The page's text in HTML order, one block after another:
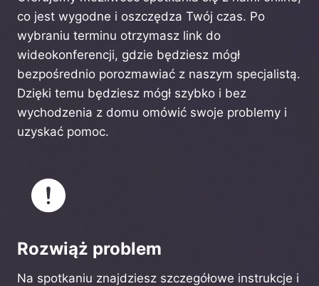
co jest wygodne i oszczędza Twój czas. Po
wybraniu terminu otrzymasz link do
wideokonferencji, gdzie będziesz mógł
bezpośrednio porozmawiać z naszym specjalistą.
Dzięki temu będziesz mógł szybko i bez
wychodzenia z domu omówić swoje problemy i
uzyskać pomoc.
Rozwiąż problem
Na spotkaniu znajdziesz szczegółowe instrukcje i